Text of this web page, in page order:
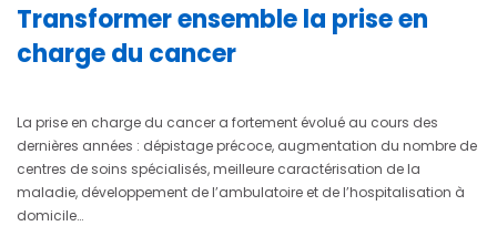
Transformer ensemble la prise en
charge du cancer
La prise en charge du cancer a fortement évolué au cours des
dernières années : dépistage précoce, augmentation du nombre de
centres de soins spécialisés, meilleure caractérisation de la
maladie, développement de l’ambulatoire et de l’hospitalisation à
domicile…